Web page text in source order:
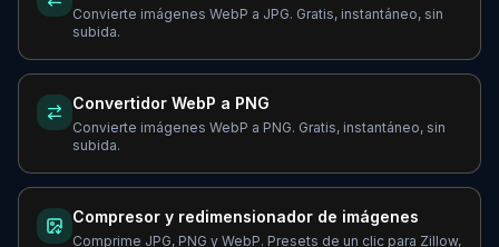
Convierte imágenes WebP a JPG. Gratis, instantáneo, sin
subida.
Convertidor WebP a PNG
Convierte imágenes WebP a PNG. Gratis, instantáneo, sin
subida.
Compresor y redimensionador de imágenes
Comprime JPG, PNG y WebP. Presets de un clic para Zillow,